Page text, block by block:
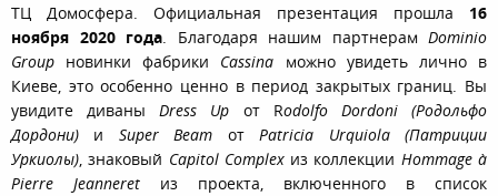
ТЦ Домосфера. Официальная презентация прошла 16
ноября 2020 года. Благодаря нашим партнерам Dominio
Group новинки фабрики Cassina можно увидеть лично в
Киеве, это особенно ценно в период закрытых границ. Вы
увидите диваныDress Up от Rodolfo Dordoni (Родольфо
Дордони) и Super Beam отPatricia Urquiola (Патриции
Уркиолы), знаковый Capitol Complexиз коллекции Hommage à
Pierre Jeanneret из проекта, включенного в список